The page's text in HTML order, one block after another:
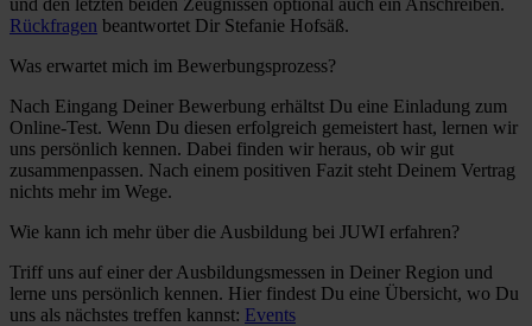
Rückfragen beantwortet Dir Stefanie Hofsäß.
Was erwartet mich im Bewerbungsprozess?
Nach Eingang Deiner Bewerbung erhältst Du eine Einladung zum
Online-Test. Wenn Du diesen erfolgreich gemeistert hast, lernen wir
uns persönlich kennen. Dabei finden wir heraus, ob wir gut
zusammenpassen. Nach einem positiven Fazit steht Deinem Vertrag
nichts mehr im Wege.
Wie kann ich mehr über die Ausbildung bei JUWI erfahren?
Triff uns auf einer der Ausbildungsmessen in Deiner Region und
lerne uns persönlich kennen. Hier findest Du eine Übersicht, wo Du
uns als nächstes treffen kannst: Events